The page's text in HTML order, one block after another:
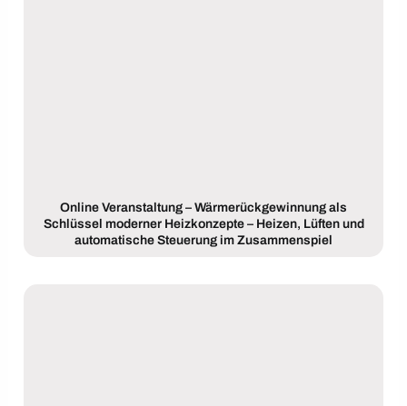
Online Veranstaltung – Wärmerückgewinnung als
Schlüssel moderner Heizkonzepte – Heizen, Lüften und
automatische Steuerung im Zusammenspiel